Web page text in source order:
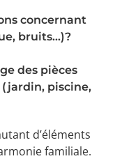
concernant
bruits…)?
des pièces
piscine,
d’éléments
familiale.